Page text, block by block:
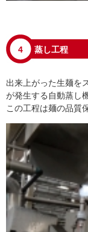
4 蒸し工程
出来上がった生麺を
が発生する自動蒸し
この工程は麺の品質